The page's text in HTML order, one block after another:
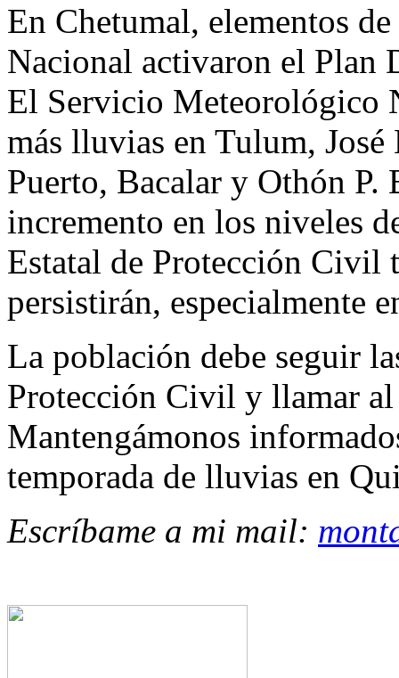
En Chetumal, elementos
Nacional activaron el Plan
El Servicio Meteorológico
más lluvias en Tulum,
Puerto, Bacalar y Othón P.
incremento en los niveles
Estatal de Protección Civil
persistirán, especialmente
La población debe seguir
Protección Civil y llamar al
Mantengámonos
temporada de lluvias en
Escríbame a mi mail: